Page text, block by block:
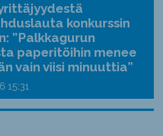
konkurssin
”Palkkagurun
paperitöihin menee
vain viisi minuuttia”
15:31